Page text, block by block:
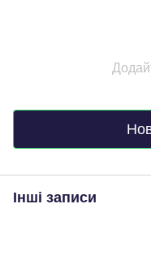
Інші записи